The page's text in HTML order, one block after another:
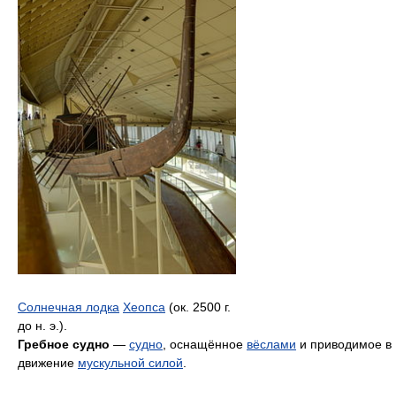
Солнечная лодка Хеопса (ок. 2500 г.
до н. э.).
Гребное судно — судно, оснащённое вёслами и приводимое в
движение мускульной силой.